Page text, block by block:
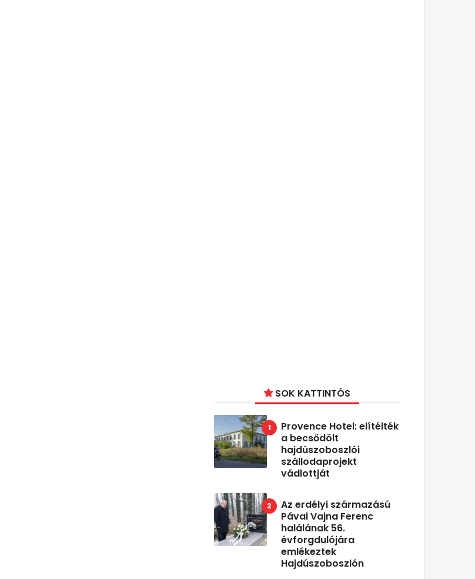
SOK KATTINTÓS
Provence Hotel: elítélték
a becsődölt
hajdúszoboszlói
szállodaprojekt
vádlottját
Az erdélyi származású
Pávai Vajna Ferenc
halálának 56.
évforgdulójára
emlékeztek
Hajdúszoboszlón